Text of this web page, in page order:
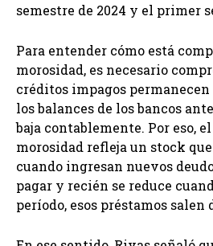
semestre de 2024 y el primer
Para entender cómo está
morosidad, es necesario
créditos impagos permanecen
los balances de los bancos
baja contablemente. Por eso,
morosidad refleja un stock
cuando ingresan nuevos
pagar y recién se reduce
período, esos préstamos salen